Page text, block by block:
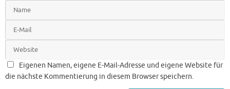
Eigenen Namen, eigene E-Mail-Adresse und eigene Website für
die nächste Kommentierung in diesem Browser speichern.